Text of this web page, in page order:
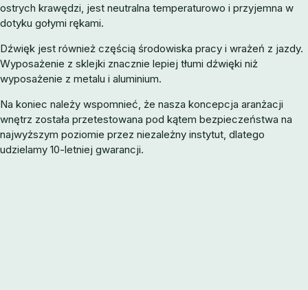
ostrych krawędzi, jest neutralna temperaturowo i przyjemna w
dotyku gołymi rękami.
Dźwięk jest również częścią środowiska pracy i wrażeń z jazdy.
Wyposażenie z sklejki znacznie lepiej tłumi dźwięki niż
wyposażenie z metalu i aluminium.
Na koniec należy wspomnieć, że nasza koncepcja aranżacji
wnętrz została przetestowana pod kątem bezpieczeństwa na
najwyższym poziomie przez niezależny instytut, dlatego
udzielamy 10-letniej gwarancji.